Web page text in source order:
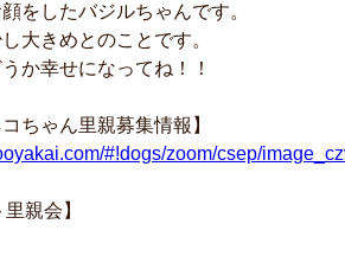
をしたバジルちゃんです。
大きめとのことです。
か幸せになってね！！
ちゃん里親募集情報】
#!dogs/zoom/csep/
親会】